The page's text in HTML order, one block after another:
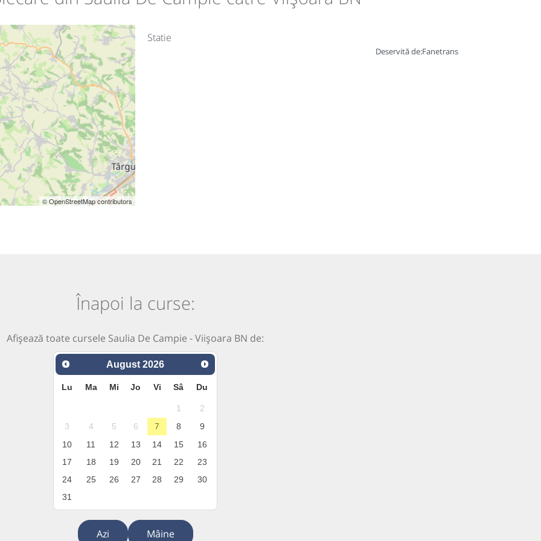
© OpenStreetMap contributors
Statie
Deservită de:Fanetrans
Înapoi la curse:
Afișează toate cursele Saulia De Campie - Viișoara BN de:
August 2026
Lu Ma Mi Jo Vi Sâ Du
1
2
3
4 5 6 7 8
9
10
11 12 13 14 15
16
17
18 19 20 21 22
23
24
25 26 27 28 29
30
31
Azi Mâine